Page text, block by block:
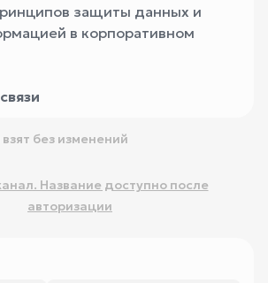
защиты данных и
в корпоративном
без изменений
Название доступно после
авторизации